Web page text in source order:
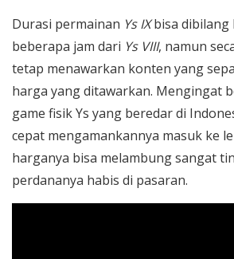
Durasi permainan Ys IXbisa dibilang
beberapa jam dari Ys VIII, namun
tetap menawarkan konten yang
harga yang ditawarkan. Mengingat
game fisik Ys yang beredar di
cepat mengamankannya masuk ke
harganya bisa melambung sangat
perdananya habis di pasaran.